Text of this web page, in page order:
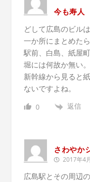
今も寿人
どして広島のビル
一か所にまとめた
駅前、白島、紙屋
堀には何故か無い。
新幹線から見ると
ないですよね。
0 返信
さわやか
2017年4
広島駅とその周辺